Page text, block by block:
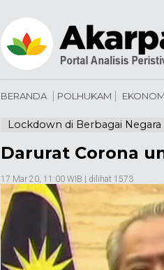
BERANDA POLHUKAM
Lockdown di Berbagai Negara
Darurat Corona
17 Mar 20, 11:00 WIB | dilihat 1573